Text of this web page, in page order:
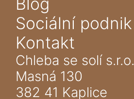
Sociální podnik
Kontakt
Chleba se solí s.r.o.
Masná 130
382 41 Kaplice